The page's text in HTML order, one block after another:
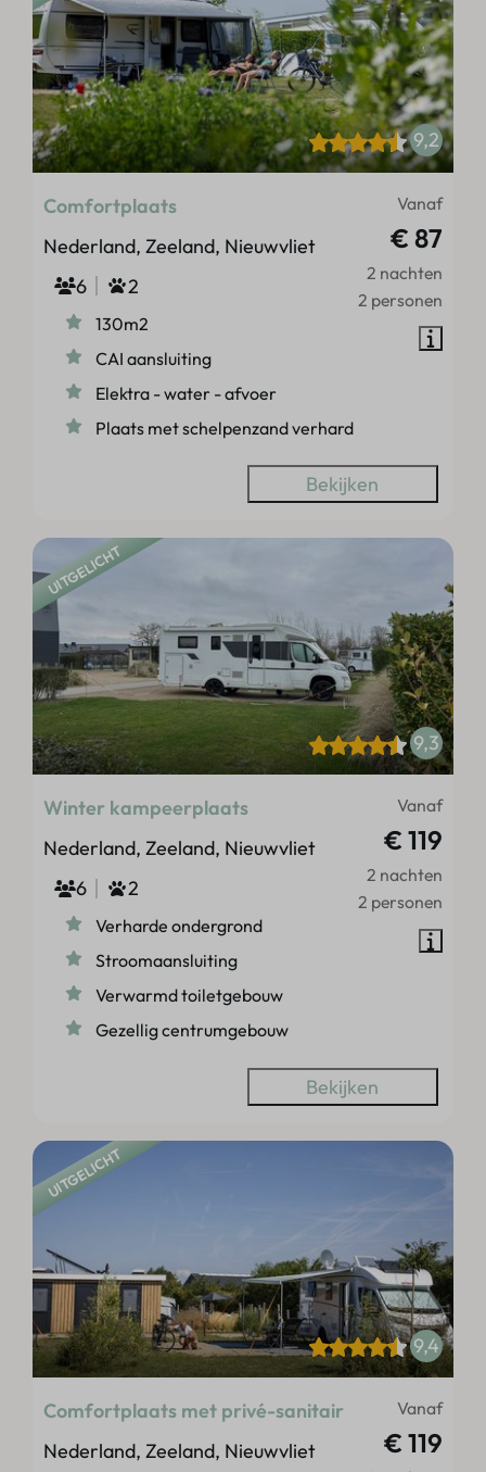
9,2
Vanaf
€ 87
2 nachten
2 personen
Comfortplaats
Nederland, Zeeland, Nieuwvliet
6
2
130m2
CAI aansluiting
Elektra - water - afvoer
Plaats met schelpenzand verhard
Bekijken
UITGELICHT
9,3
Vanaf
€ 119
2 nachten
2 personen
Winter kampeerplaats
Nederland, Zeeland, Nieuwvliet
6
2
Verharde ondergrond
Stroomaansluiting
Verwarmd toiletgebouw
Gezellig centrumgebouw
Bekijken
UITGELICHT
9,4
Vanaf
€ 119
Comfortplaats met privé-sanitair
Nederland, Zeeland, Nieuwvliet